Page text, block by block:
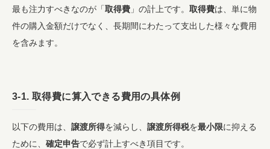
最も注力すべきなのが「取得費 」の計上です。 取得費は、単に物
件の購入金額だけでなく、長期間にわたって支出した様々な費用
を含みます。
3-1. 取得費に算入できる費用の具体例
以下の費用は、 譲渡所得を減らし、 譲渡所得税を最小限に抑える
ために、 確定申告で必ず計上すべき項目です。